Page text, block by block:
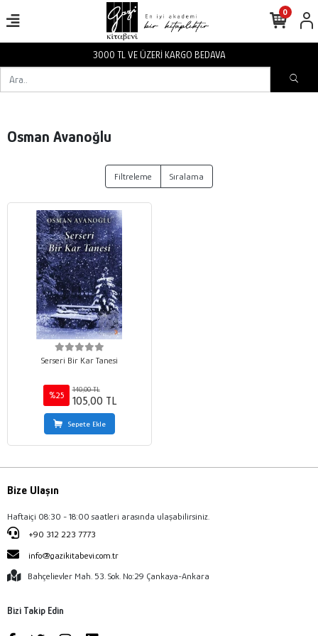
3000 TL VE ÜZERİ KARGO BEDAVA
0
Osman Avanoğlu
Filtreleme Sıralama
Serseri Bir Kar Tanesi
%25
140,00 TL
105,00 TL
Sepete Ekle
Bize Ulaşın
Haftaiçi 08:30 - 18:00 saatleri arasında ulaşabilirsiniz.
+90 312 223 7773
info@gazikitabevi.com.tr
Bahçelievler Mah. 53. Sok. No:29 Çankaya-Ankara
Bizi Takip Edin